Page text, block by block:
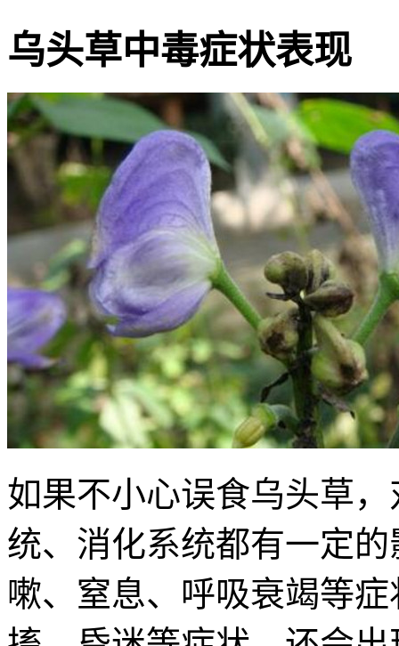
乌头草中毒症状表现
如果不小心误食乌头草
统、消化系统都有一定
嗽、窒息、呼吸衰竭等